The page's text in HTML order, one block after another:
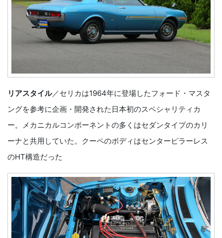
リアスタイル／セリカは1964年に登場したフォード・マスタ
ングを参考に企画・開発された日本初のスペシャリティカ
ー。メカニカルコンポーネントの多くはセダンタイプのカリ
ーナと共用していた。クーペのボディはセンターピラーレス
のHT構造だった